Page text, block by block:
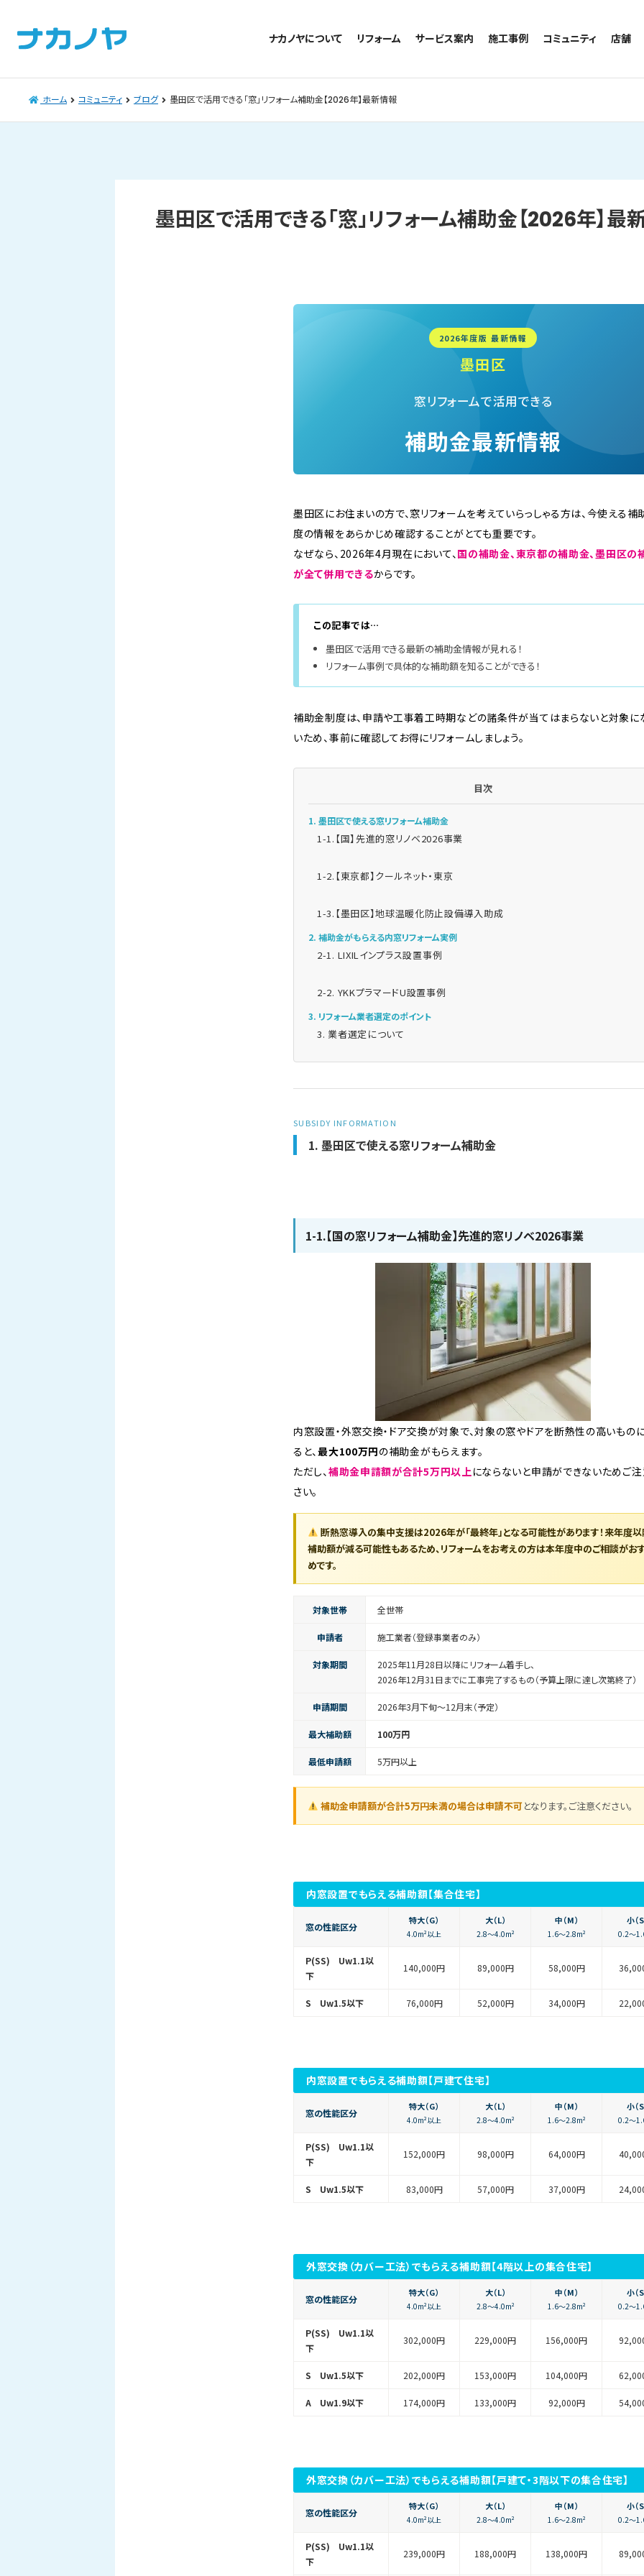
ナカノヤについて リフォーム
お風呂のリフォーム
キッチンのリフォーム
洗面台のリフォーム
外壁のリフォーム
サービス案内
相談室・よくある質問
施工事例
トイレの施工事例
キッチンの施工事例
コミュニティ
アルブル通信
ブログ
店舗
墨
日
ホーム コミュニティ ブログ 墨田区で活用できる「窓」リフォーム補助金【2026年】最新情報
墨田区で活用できる「窓」リフォーム補助金【2026年】最
2026年度版 最新情報
墨田区
窓リフォームで活用できる
補助金最新情報
墨田区にお住まいの方で、窓リフォームを考えていらっしゃる方は、今使える補
度の情報をあらかじめ確認することがとても重要です。
なぜなら、2026年4月現在において、国の補助金、東京都の補助金、墨田区の
が全て併用できるからです。
この記事では…
墨田区で活用できる最新の補助金情報が見れる！
リフォーム事例で具体的な補助額を知ることができる！
補助金制度は、申請や工事着工時期などの諸条件が当てはまらないと対象に
いため、事前に確認してお得にリフォームしましょう。
目次
1. 墨田区で使える窓リフォーム補助金
1-1.【国】先進的窓リノベ2026事業
1-2.【東京都】クールネット・東京
1-3.【墨田区】地球温暖化防止設備導入助成
2. 補助金がもらえる内窓リフォーム実例
2-1. LIXILインプラス設置事例
2-2. YKKプラマードU設置事例
3. リフォーム業者選定のポイント
3. 業者選定について
SUBSIDY INFORMATION
1. 墨田区で使える窓リフォーム補助金
1-1.【国の窓リフォーム補助金】先進的窓リノベ2026事業
内窓設置・外窓交換・ドア交換が対象で、対象の窓やドアを断熱性の高いもの
ると、最大100万円の補助金がもらえます。
ただし、補助金申請額が合計5万円以上にならないと申請ができないためご
さい。
断熱窓導入の集中支援は2026年が「最終年」となる可能性があります！来年度
補助額が減る可能性もあるため、リフォームをお考えの方は本年度中のご相談がお
めです。
対象世帯 全世帯
申請者 施工業者（登録事業者のみ）
対象期間
2025年11月28日以降にリフォーム着手し、
2026年12月31日までに工事完了するもの（予算上限に達し次第終了）
申請期間 2026年3月下旬〜12月末（予定）
最大補助額 100万円
最低申請額 5万円以上
補助金申請額が合計5万円未満の場合は申請不可となります。ご注意ください。
内窓設置でもらえる補助額【集合住宅】
窓の性能区分
特大（G）
4.0m²以上
大（L）
2.8〜4.0m²
中（M）
1.6〜2.8m²
小（S
0.2〜
P(SS) Uw1.1以
下
140,000円 89,000円 58,000円
S Uw1.5以下 76,000円 52,000円 34,000円
内窓設置でもらえる補助額【戸建て住宅】
窓の性能区分
特大（G）
4.0m²以上
大（L）
2.8〜4.0m²
中（M）
1.6〜2.8m²
小（S
0.2〜
P(SS) Uw1.1以
下
152,000円 98,000円 64,000円
S Uw1.5以下 83,000円 57,000円 37,000円
外窓交換（カバー工法）でもらえる補助額【4階以上の集合住宅】
窓の性能区分
特大（G）
4.0m²以上
大（L）
2.8〜4.0m²
中（M）
1.6〜2.8m²
小（S
0.2〜
P(SS) Uw1.1以
下
302,000円 229,000円 156,000円
S Uw1.5以下 202,000円 153,000円 104,000円
A Uw1.9以下 174,000円 133,000円 92,000円
外窓交換（カバー工法）でもらえる補助額【戸建て・3階以下の集合住宅】
窓の性能区分
特大（G）
4.0m²以上
大（L）
2.8〜4.0m²
中（M）
1.6〜2.8m²
小（S
0.2〜
P(SS) Uw1.1以
下
239,000円 188,000円 138,000円